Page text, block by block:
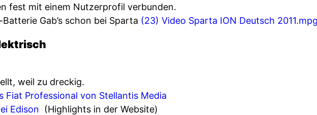
fest mit einem Nutzerprofil verbunden.
Gab’s schon bei Sparta (23) Video Sparta ION Deutsch
weil zu dreckig.
Fiat Professional von Stellantis Media
Edison
(Highlights in der Website)